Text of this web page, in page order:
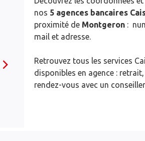
nos 5 agences bancaires
proximité de Montgeron :
mail et adresse.
Retrouvez tous les services
disponibles en agence :
rendez-vous avec un